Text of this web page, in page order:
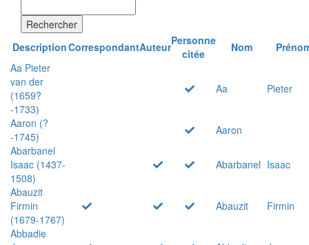
Rechercher
DescriptionCorrespondantAuteurPersonne
citée
Nom
Aa Pieter
van der
(1659?
-1733)
Aa Pieter
Aaron (?
-1745)
Aaron
Abarbanel
Isaac (1437-
1508)
Abarbanel Isaac
Abauzit
Firmin
(1679-1767)
Abauzit
Firmin
Abbadie